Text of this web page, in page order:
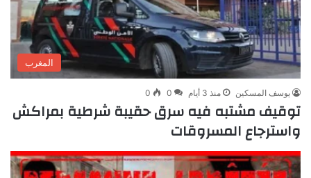
المغرب
يوسف المسكين منذ 3 أيام 0
0
توقيف مشتبه فيه سرق حقيبة شرطية بمراكش
واسترجاع المسروقات